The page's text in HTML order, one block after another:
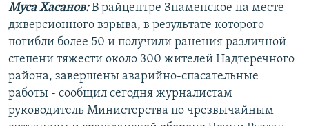
Муса Хасанов:В райцентре Знаменское на месте
диверсионного взрыва, в результате которого
погибли более 50 и получили ранения различной
степени тяжести около 300 жителей Надтеречного
района, завершены аварийно-спасательные
работы - сообщил сегодня журналистам
руководитель Министерства по чрезвычайным